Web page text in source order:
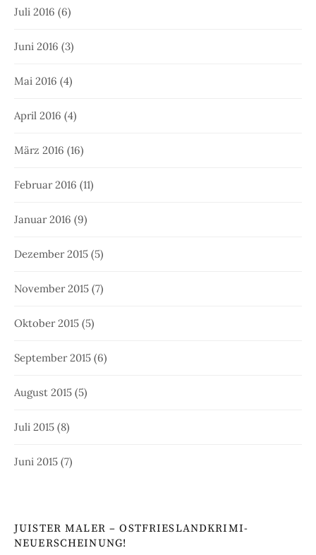
Juli 2016 (6)
Juni 2016 (3)
Mai 2016 (4)
April 2016 (4)
März 2016 (16)
Februar 2016 (11)
Januar 2016 (9)
Dezember 2015 (5)
November 2015 (7)
Oktober 2015 (5)
September 2015 (6)
August 2015 (5)
Juli 2015 (8)
Juni 2015 (7)
JUISTER MALER – OSTFRIESLANDKRIMI-
NEUERSCHEINUNG!